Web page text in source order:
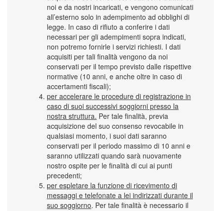
noi e da nostri incaricati, e vengono comunicati
all’esterno solo in adempimento ad obblighi di
legge. In caso di rifiuto a conferire i dati
necessari per gli adempimenti sopra indicati,
non potremo fornirle i servizi richiesti. I dati
acquisiti per tali finalità vengono da noi
conservati per il tempo previsto dalle rispettive
normative (10 anni, e anche oltre in caso di
accertamenti fiscali);
per accelerare le procedure di registrazione in
caso di suoi successivi soggiorni presso la
nostra struttura. Per tale finalità, previa
acquisizione del suo consenso revocabile in
qualsiasi momento, i suoi dati saranno
conservati per il periodo massimo di 10 anni e
saranno utilizzati quando sarà nuovamente
nostro ospite per le finalità di cui ai punti
precedenti;
per espletare la funzione di ricevimento di
messaggi e telefonate a lei indirizzati durante il
suo soggiorno. Per tale finalità è necessario il